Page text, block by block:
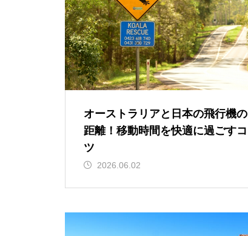
オーストラリアと日本の飛行機の
距離！移動時間を快適に過ごすコ
ツ
2026.06.02